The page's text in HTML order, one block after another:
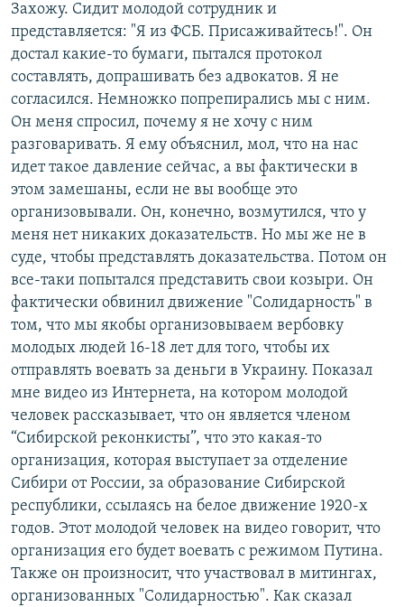
Захожу. Сидит молодой сотрудник и
представляется: "Я из ФСБ. Присаживайтесь!". Он
достал какие-то бумаги, пытался протокол
составлять, допрашивать без адвокатов. Я не
согласился. Немножко попрепирались мы с ним.
Он меня спросил, почему я не хочу с ним
разговаривать. Я ему объяснил, мол, что на нас
идет такое давление сейчас, а вы фактически в
этом замешаны, если не вы вообще это
организовывали. Он, конечно, возмутился, что у
меня нет никаких доказательств. Но мы же не в
суде, чтобы представлять доказательства. Потом он
все-таки попытался представить свои козыри. Он
фактически обвинил движение "Солидарность" в
том, что мы якобы организовываем вербовку
молодых людей 16-18 лет для того, чтобы их
отправлять воевать за деньги в Украину. Показал
мне видео из Интернета, на котором молодой
человек рассказывает, что он является членом
“Сибирской реконкисты”, что это какая-то
организация, которая выступает за отделение
Сибири от России, за образование Сибирской
республики, ссылаясь на белое движение 1920-х
годов. Этот молодой человек на видео говорит, что
организация его будет воевать с режимом Путина.
Также он произносит, что участвовал в митингах,
организованных "Солидарностью". Как сказал